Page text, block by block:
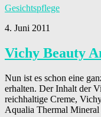
Gesichtspflege
4. Juni 2011
Vichy Beauty
Nun ist es schon eine
erhalten. Der Inhalt der
reichhaltige Creme,
Aqualia Thermal